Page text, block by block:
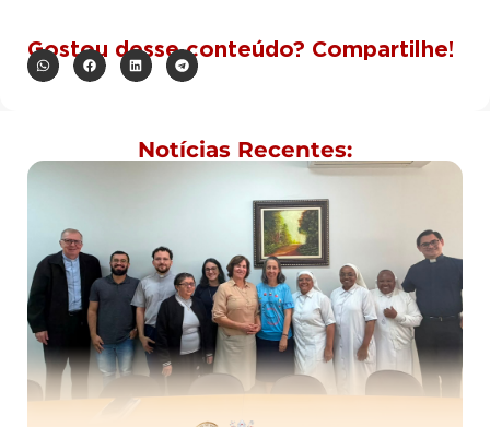
Gostou desse conteúdo? Compartilhe!
Notícias Recentes: